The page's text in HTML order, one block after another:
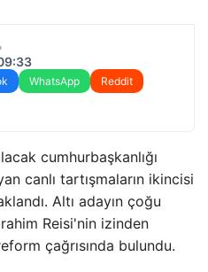
WhatsApp
Reddit
cumhurbaşkanlığı
canlı tartışmaların ikincisi
Altı adayın çoğu
Reisi'nin izinden
çağrısında bulundu.